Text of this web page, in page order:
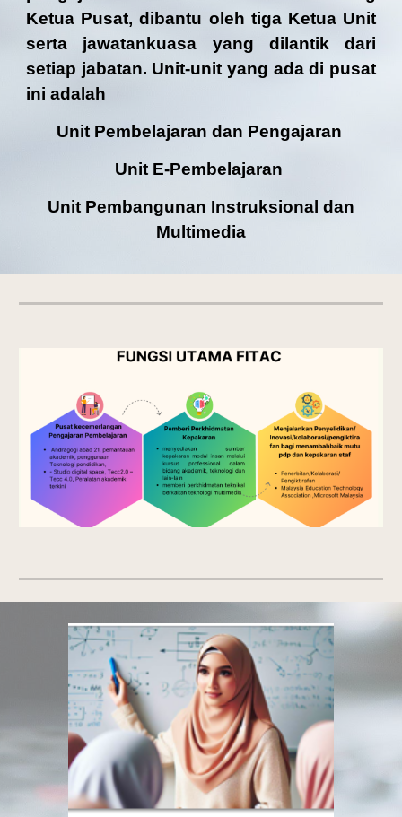
Ketua Pusat, dibantu oleh tigaKetua Unit
serta jawatankuasa yang dilantik dari
setiap jabatan. Unit-unit yang ada di pusat
ini adalah
Unit Pembelajaran dan Pengajaran
Unit E-Pembelajaran
Unit Pembangunan Instruksional dan
Multimedia